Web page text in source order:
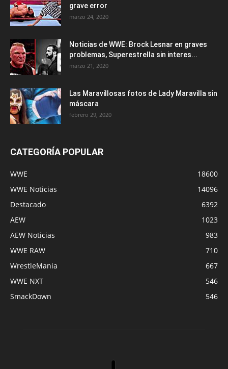
grave error
marzo 24, 2020
Noticias de WWE: Brock Lesnar en graves
problemas, Superestrella sin interes...
marzo 21, 2020
Las Maravillosas fotos de Lady Maravilla sin
máscara
febrero 29, 2020
CATEGORÍA POPULAR
WWE
18600
WWE Noticias
14096
Destacado
6392
AEW
1023
AEW Noticias
983
WWE RAW
710
WrestleMania
667
WWE NXT
546
SmackDown
546